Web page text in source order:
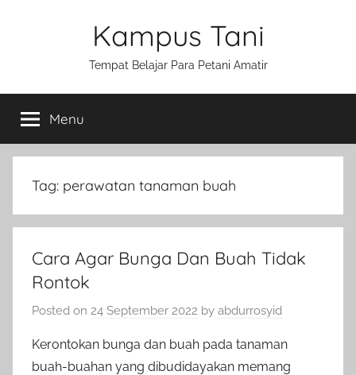
Kampus Tani
Tempat Belajar Para Petani Amatir
Menu
Tag: perawatan tanaman buah
Cara Agar Bunga Dan Buah Tidak
Rontok
Posted on 24 September 2022 by abdurrosyid
Kerontokan bunga dan buah pada tanaman
buah-buahan yang dibudidayakan memang